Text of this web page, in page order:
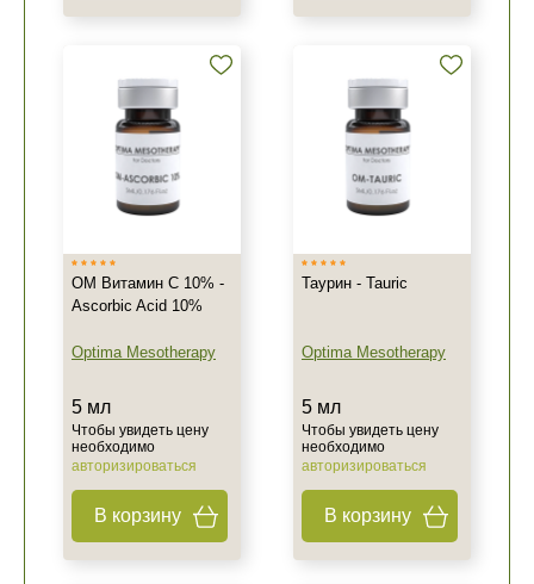
OM Витамин C 10% -
Ascorbic Acid 10%
Optima Mesotherapy
5 мл
Чтобы увидеть цену
необходимо
авторизироваться
В корзину
Таурин - Tauric
Optima Mesotherapy
5 мл
Чтобы увидеть цену
необходимо
авторизироваться
В корзину